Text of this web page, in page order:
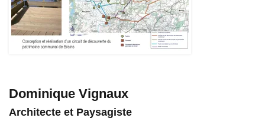
Dominique Vignaux
Architecte et Paysagiste